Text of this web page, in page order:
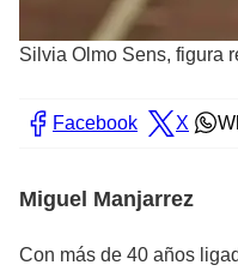
Silvia Olmo Sens, figura
Facebook X
Miguel Manjarrez
Con más de 40 años